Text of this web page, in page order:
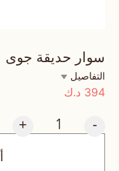
سوار حديقة جوى
التفاصيل
394 د.ك
-
+